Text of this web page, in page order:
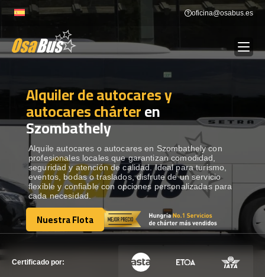
to
oficina@osabus.es
ALQUILER DE AUTOCARES
DESTINOS Show dropdown
RECORRIDAS Show dropdown
FLOTA
Alquiler de autocares y
autocares chárteren
Szombathely
Alquile autocares o autocares en Szombathely con
profesionales locales que garantizan comodidad,
seguridad y atención de calidad. Ideal para turismo,
eventos, bodas o traslados, disfrute de un servicio
flexible y confiable con opciones personalizadas para
cada necesidad.
Nuestra Flota
Nuestra Flota
Certificado por: